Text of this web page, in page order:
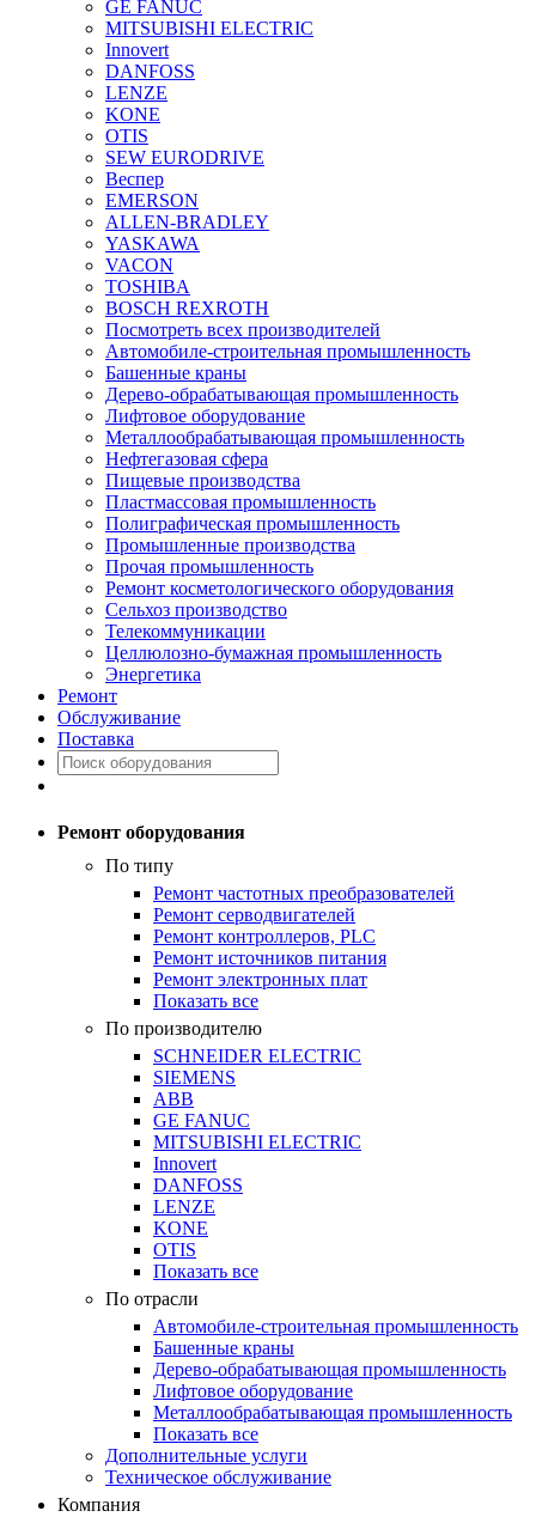
GE FANUC
MITSUBISHI ELECTRIC
Innovert
DANFOSS
LENZE
KONE
OTIS
SEW EURODRIVE
Веспер
EMERSON
ALLEN-BRADLEY
YASKAWA
VACON
TOSHIBA
BOSCH REXROTH
Посмотреть всех производителей
Автомобиле-строительная промышленность
Башенные краны
Дерево-обрабатывающая промышленность
Лифтовое оборудование
Металлообрабатывающая промышленность
Нефтегазовая сфера
Пищевые производства
Пластмассовая промышленность
Полиграфическая промышленность
Промышленные производства
Прочая промышленность
Ремонт косметологического оборудования
Сельхоз производство
Телекоммуникации
Целлюлозно-бумажная промышленность
Энергетика
Ремонт
Обслуживание
Поставка
Ремонт оборудования
По типу
Ремонт частотных преобразователей
Ремонт серводвигателей
Ремонт контроллеров, PLC
Ремонт источников питания
Ремонт электронных плат
Показать все
По производителю
SCHNEIDER ELECTRIC
SIEMENS
ABB
GE FANUC
MITSUBISHI ELECTRIC
Innovert
DANFOSS
LENZE
KONE
OTIS
Показать все
По отрасли
Автомобиле-строительная промышленность
Башенные краны
Дерево-обрабатывающая промышленность
Лифтовое оборудование
Металлообрабатывающая промышленность
Показать все
Дополнительные услуги
Техническое обслуживание
Компания